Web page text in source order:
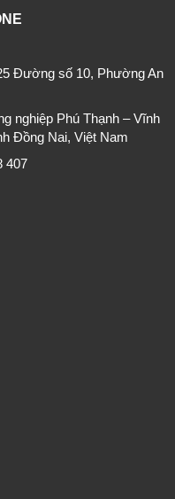
Đường số 10, Phường An
nghiệp Phú Thạnh – Vĩnh
Đồng Nai, Việt Nam
407